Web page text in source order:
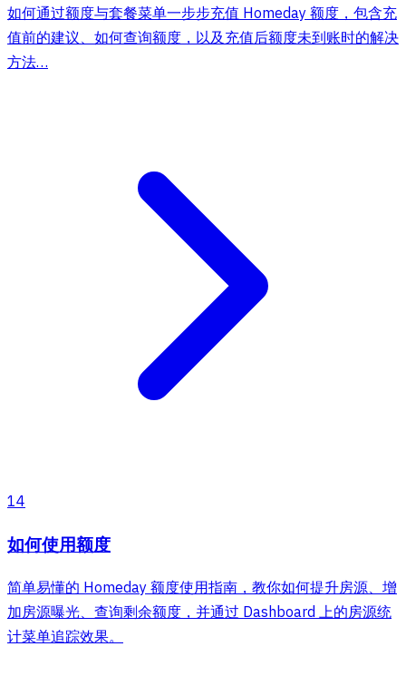
如何通过额度与套餐菜单一步步充值 Homeday 额度，包含充
值前的建议、如何查询额度，以及充值后额度未到账时的解决
方法…
14
如何使用额度
简单易懂的 Homeday 额度使用指南，教你如何提升房源、增
加房源曝光、查询剩余额度，并通过 Dashboard 上的房源统
计菜单追踪效果。